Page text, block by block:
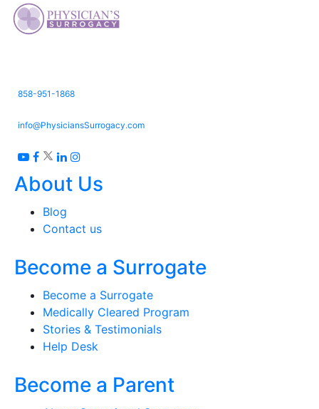
858-951-1868
info@PhysiciansSurrogacy.com
About Us
Blog
Contact us
Become a Surrogate
Become a Surrogate
Medically Cleared Program
Stories & Testimonials
Help Desk
Become a Parent